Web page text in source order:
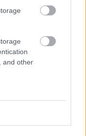
and other
a nőgyógyász